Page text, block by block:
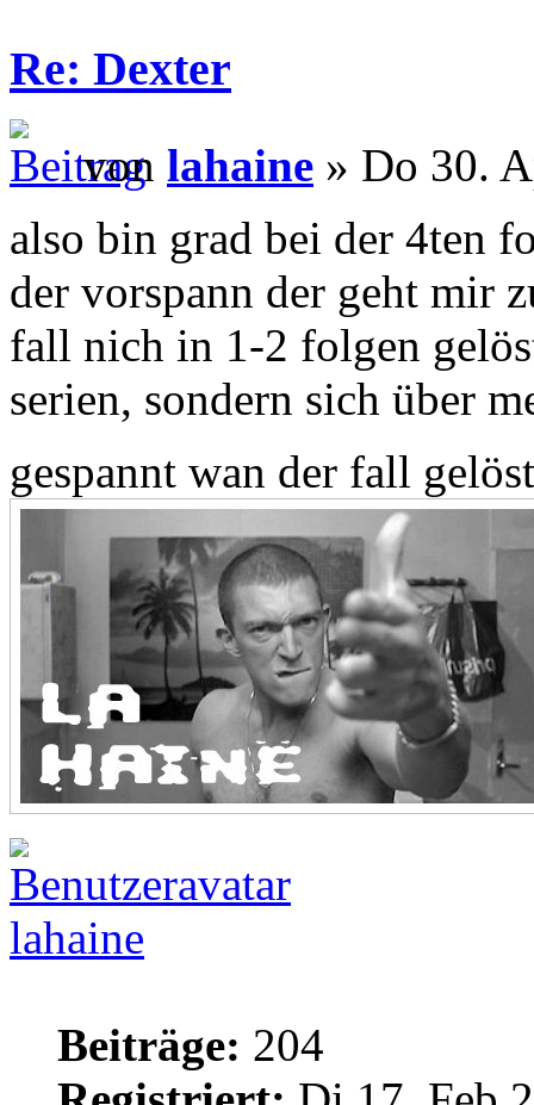
Re: Dexter
von lahaine » Do 30.
also bin grad bei der 4ten
der vorspann der geht mir
fall nich in 1-2 folgen
serien, sondern sich über
gespannt wan der fall
lahaine
Beiträge: 204